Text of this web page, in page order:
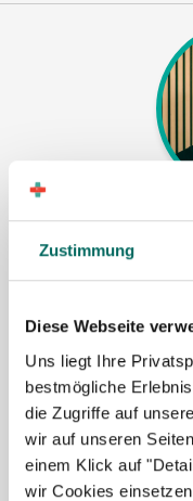
Zustimmung
Diese Webseite
Uns liegt Ihre
bestmögliche
die Zugriffe auf
wir auf unseren
einem Klick auf
wir Cookies
Jasmin Siebeck -
Ansprechpartnerin
Gemeinsam finden
der Sie als
Team erweitern
gerne persönlich
Jetzt zur